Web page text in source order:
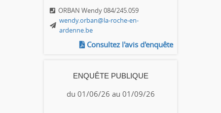
ORBAN Wendy 084/245.059
wendy.orban@la-roche-en-
ardenne.be
Consultez l'avis d'enquête
ENQUÊTE PUBLIQUE
du 01/06/26 au 01/09/26